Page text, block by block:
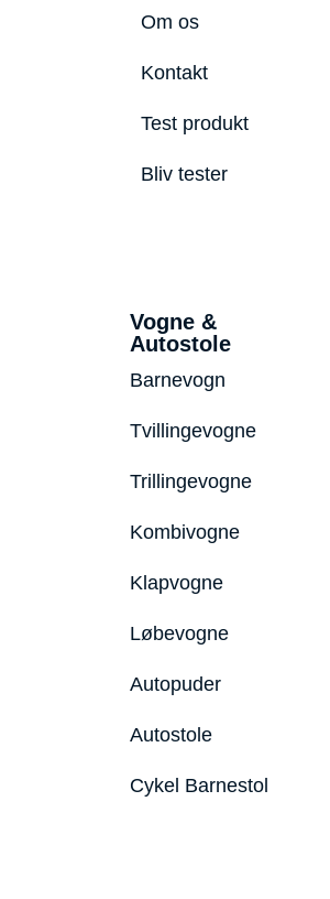
Om os
Kontakt
Test produkt
Bliv tester
Bedste tremmeseng
2026
Vogne &
Autostole
Barnevogn
Tvillingevogne
Trillingevogne
Kombivogne
Klapvogne
Løbevogne
Autopuder
Autostole
Cykel Barnestol